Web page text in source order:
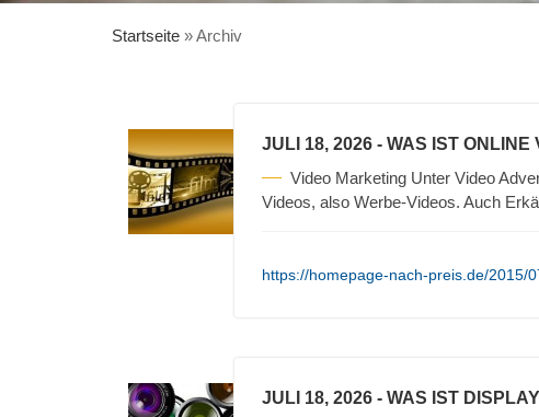
Startseite »Archiv
JULI 18, 2026 - WAS IST ONLINE
Video Marketing Unter Video
Videos, also Werbe-Videos. Auch
https://homepage-nach-preis.de/2015/
JULI 18, 2026 - WAS IST